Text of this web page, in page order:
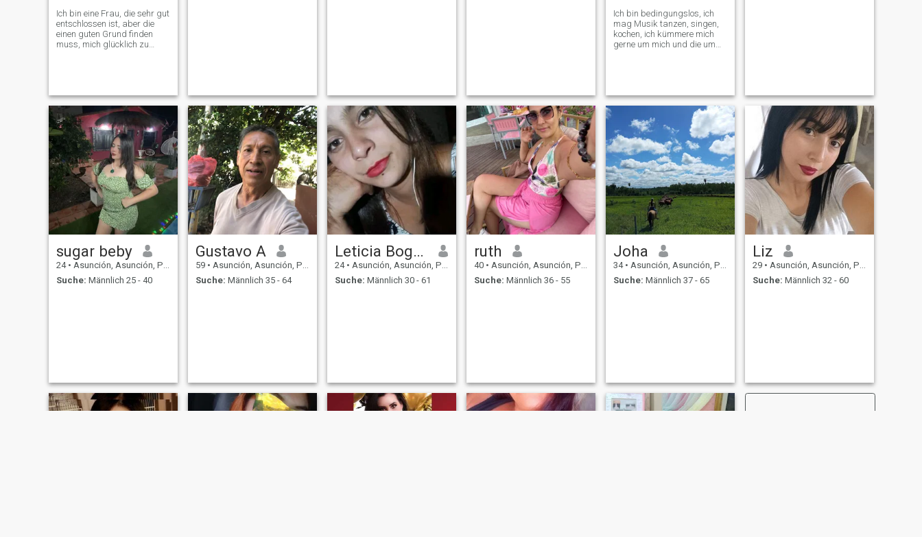
Ich bin eine Frau, die sehr gut
entschlossen ist, aber die
einen guten Grund finden
muss, mich glücklich zu
Ich bin bedingungslos, ich
mag Musik tanzen, singen,
kochen, ich kümmere mich
gerne um mich und die um
sugar beby
24 • Asunción, Asunción, Paraguay
Suche: Männlich 25 - 40
Gustavo A
59 • Asunción, Asunción, Paraguay
Suche: Männlich 35 - 64
Leticia Bogarin
24 • Asunción, Asunción, Paraguay
Suche: Männlich 30 - 61
ruth
40 • Asunción, Asunción, Paraguay
Suche: Männlich 36 - 55
Joha
34 • Asunción, Asunción, Paraguay
Suche: Männlich 37 - 65
Liz
29 • Asunción, Asunción, Paraguay
Suche: Männlich 32 - 60